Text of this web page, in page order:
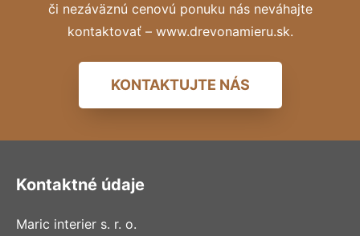
či nezáväznú cenovú ponuku nás neváhajte
kontaktovať – www.drevonamieru.sk.
KONTAKTUJTE NÁS
Kontaktné údaje
Maric interier s. r. o.